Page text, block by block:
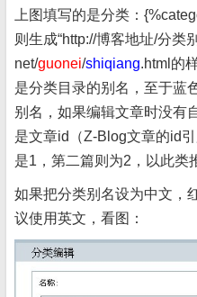
上图填写的是分类：
则生成“http://博客地址/分类
net/guonei/shiqiang.html的
是分类目录的别名，至于蓝
别名，如果编辑文章时没有
是文章id（Z-Blog文章的id
是1，第二篇则为2，以此类
如果把分类别名设为中文，
议使用英文，看图：